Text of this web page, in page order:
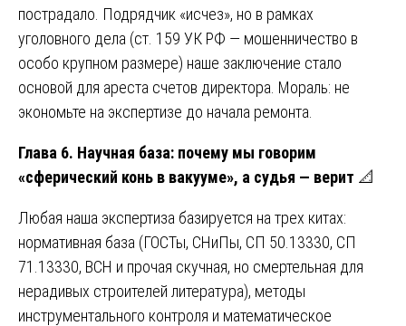
пострадало. Подрядчик «исчез», но в рамках
уголовного дела (ст. 159 УК РФ — мошенничество в
особо крупном размере) наше заключение стало
основой для ареста счетов директора. Мораль: не
экономьте на экспертизе до начала ремонта.
Глава 6. Научная база: почему мы говорим
«сферический конь в вакууме», а судья — верит 📐
Любая наша экспертиза базируется на трех китах:
нормативная база (ГОСТы, СНиПы, СП 50.13330, СП
71.13330, ВСН и прочая скучная, но смертельная для
нерадивых строителей литература), методы
инструментального контроля и математическое